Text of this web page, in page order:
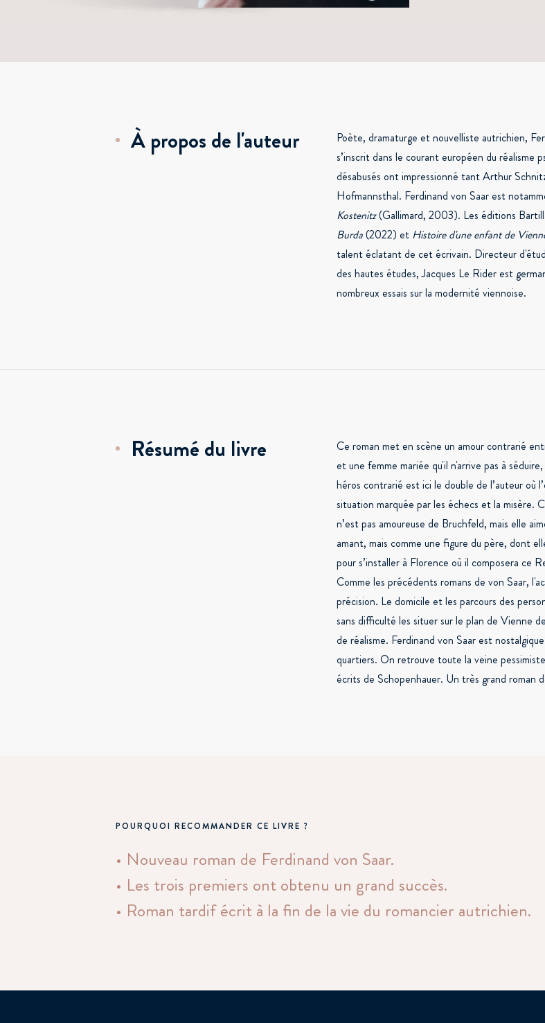
À propos de l'auteur
Poète, dramaturge et nouvelliste autrichien,
s’inscrit dans le courant européen du réalisme
désabusés ont impressionné tant Arthur
Hofmannsthal. Ferdinand von Saar est
Kostenitz(Gallimard, 2003). Les éditions
Burda(2022) et Histoire d'une enfant de
talent éclatant de cet écrivain. Directeur
des hautes études, Jacques Le Rider est
nombreux essais sur la modernité viennoise.
Résumé du livre
Ce roman met en scène un amour contrarié
et une femme mariée qu'il n'arrive pas à
héros contrarié est ici le double de l’auteur où
situation marquée par les échecs et la misère.
n’est pas amoureuse de Bruchfeld, mais elle
amant, mais comme une figure du père, dont
pour s’installer à Florence où il composera ce
Comme les précédents romans de von Saar,
précision. Le domicile et les parcours des
sans difficulté les situer sur le plan de Vienne
de réalisme. Ferdinand von Saar est
quartiers. On retrouve toute la veine
écrits de Schopenhauer. Un très grand roman
POURQUOI RECOMMANDER CE LIVRE ?
• Nouveau roman de Ferdinand von Saar.
• Les trois premiers ont obtenu un grand succès.
• Roman tardif écrit à la fin de la vie du romancier autrichien.